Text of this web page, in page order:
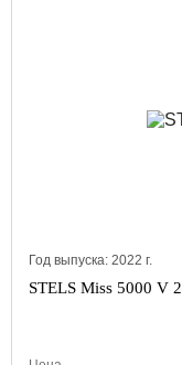
Год выпуска: 2022 г.
STELS Miss 5000 V